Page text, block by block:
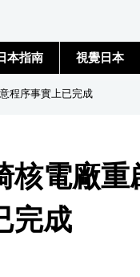
本指南 視覺日本
程序事實上已完成
核電廠重
完成